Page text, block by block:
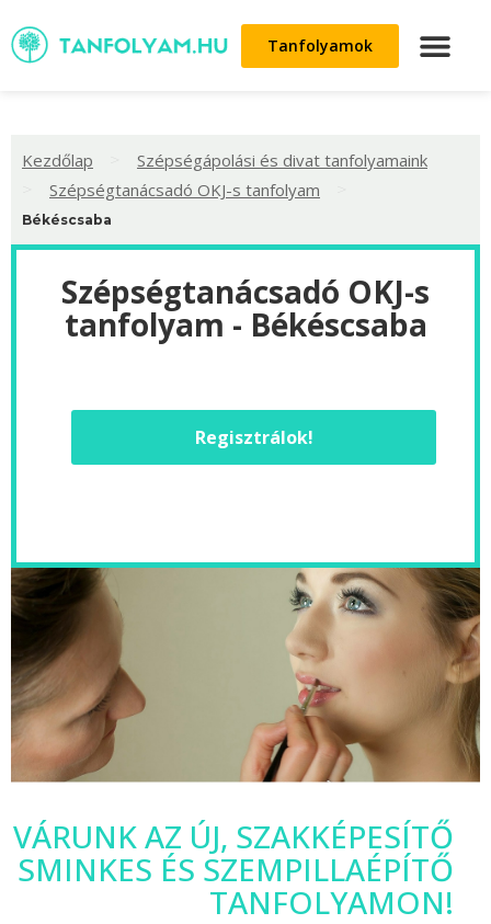
Tanfolyamok
Kezdőlap Szépségápolási és divat tanfolyamaink
Szépségtanácsadó OKJ-s tanfolyam
Békéscsaba
Szépségtanácsadó OKJ-s
tanfolyam - Békéscsaba
Regisztrálok!
VÁRUNK AZ ÚJ, SZAKKÉPESÍTŐ
SMINKES ÉS SZEMPILLAÉPÍTŐ
TANFOLYAMON!